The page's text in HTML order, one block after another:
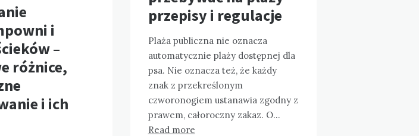
przepisy i regulacje
Plaża publiczna nie oznacza
automatycznie plaży dostępnej dla
psa. Nie oznacza też, że każdy
znak z przekreślonym
czworonogiem ustanawia zgodny z
prawem, całoroczny zakaz. O…
Read more
i
–
różnice,
i ich